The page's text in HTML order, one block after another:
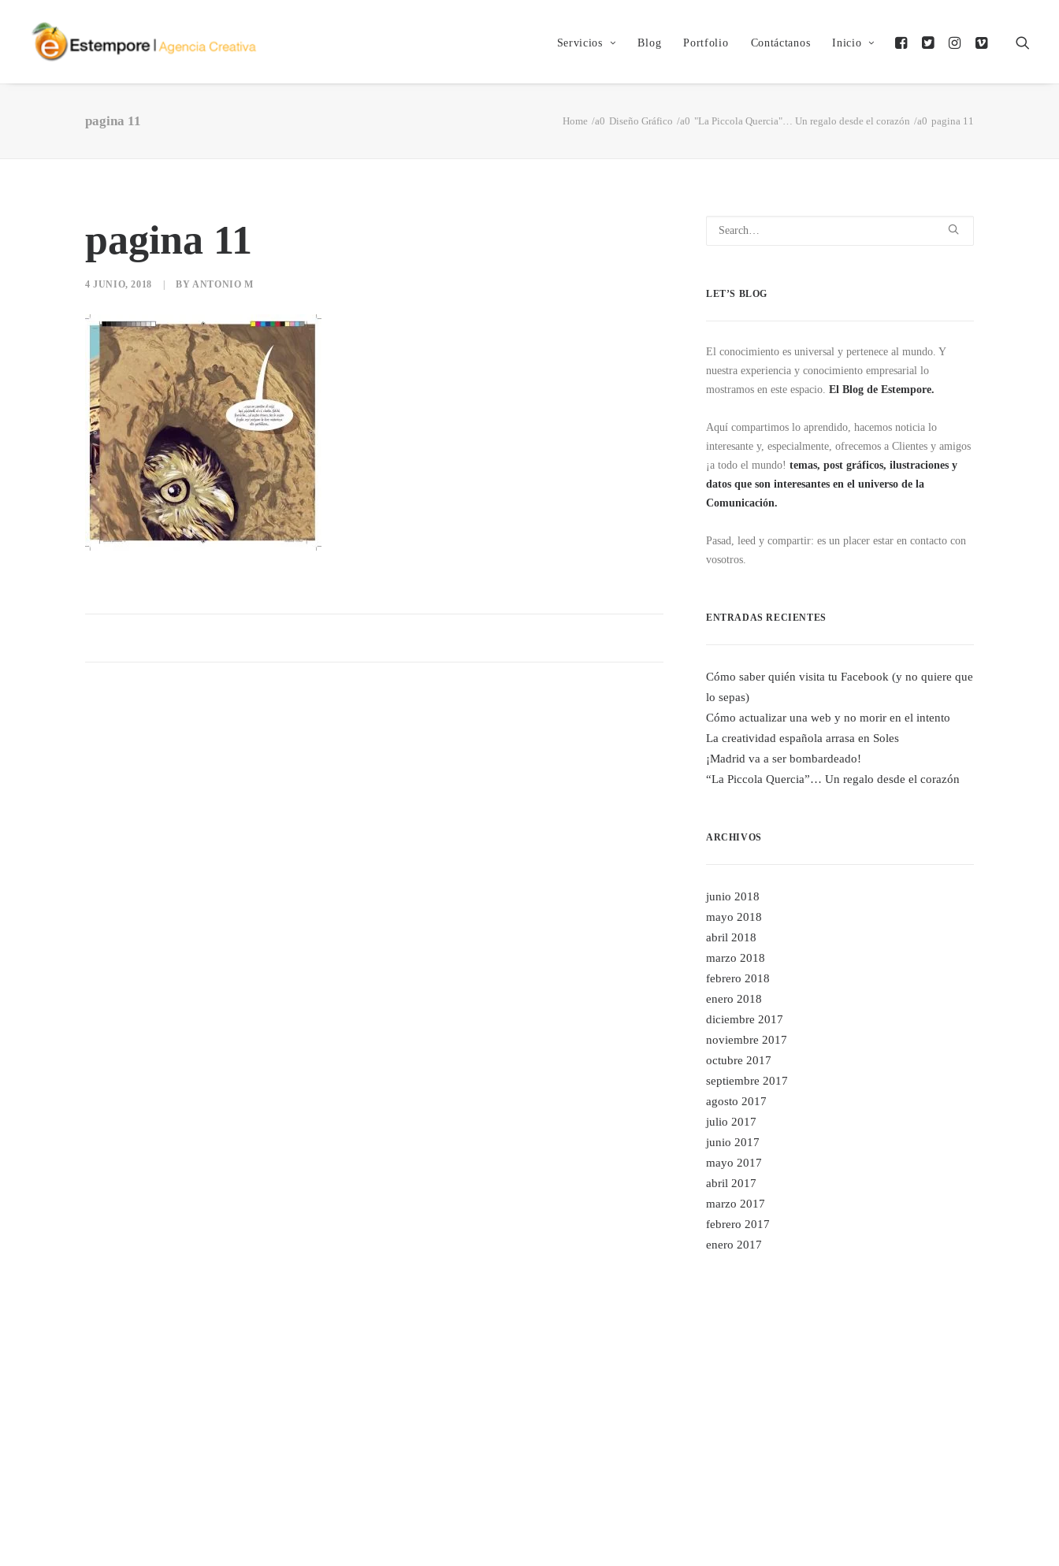
Servicios Blog Portfolio Contáctanos Inicio
pagina 11 Home Diseño Gráfico "La Piccola Quercia"… Un regalo desde el corazón pagina 11
pagina 11
4 JUNIO, 2018 BYANTONIO M
LET’S BLOG
El conocimiento es universal y pertenece al mundo. Y
nuestra experiencia y conocimiento empresarial lo
mostramos en este espacio. El Blog de Estempore.
Aquí compartimos lo aprendido, hacemos noticia lo
interesante y, especialmente, ofrecemos a Clientes y amigos
¡a todo el mundo! temas, post gráficos, ilustraciones y
datos que son interesantes en el universo de la
Comunicación.
Pasad, leed y compartir: es un placer estar en contacto con
vosotros.
ENTRADAS RECIENTES
Cómo saber quién visita tu Facebook (y no quiere que
lo sepas)
Cómo actualizar una web y no morir en el intento
La creatividad española arrasa en Soles
¡Madrid va a ser bombardeado!
“La Piccola Quercia”… Un regalo desde el corazón
ARCHIVOS
junio 2018
mayo 2018
abril 2018
marzo 2018
febrero 2018
enero 2018
diciembre 2017
noviembre 2017
octubre 2017
septiembre 2017
agosto 2017
julio 2017
junio 2017
mayo 2017
abril 2017
marzo 2017
febrero 2017
enero 2017